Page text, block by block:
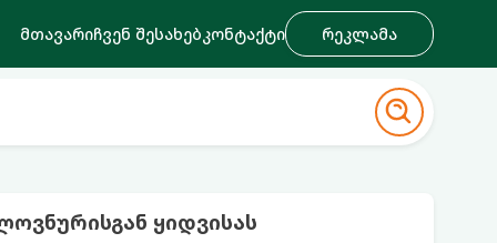
მთავარიჩვენ შესახებკონტაქტი რეკლამა
ყიდვისას